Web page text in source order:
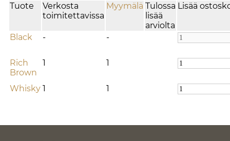
Tuote
Verkosta
toimitettavissa
Myymälä Tulossa
lisää
arviolta
Lisää
Black - -
Rich
Brown
1 1
Whisky 1 1